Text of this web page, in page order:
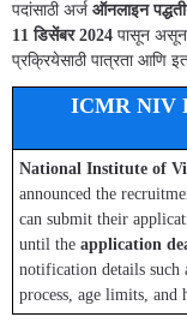
पदांसाठी अर्ज ऑनलाइन पद्धती
11 डिसेंबर 2024 पासून असून
प्रक्रियेसाठी पात्रता आणि
ICMR NIV
National Institute of
announced the
can submit their
until the application
notification details such
process, age limits, and